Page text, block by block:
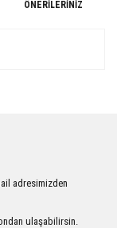
ÖNERILERINIZ
adresimizden
ulaşabilirsin.